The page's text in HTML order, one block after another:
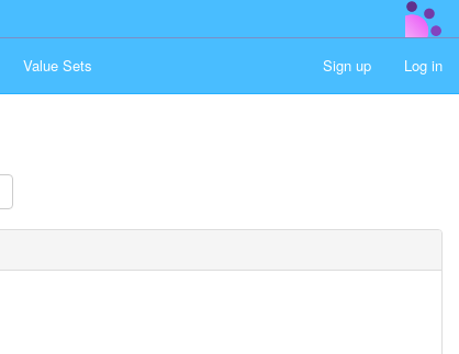
Value Sets Sign up Log in